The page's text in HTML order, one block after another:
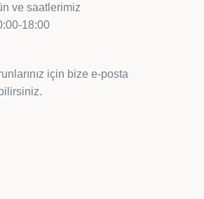
ve saatlerimiz
18:00
için bize e-posta